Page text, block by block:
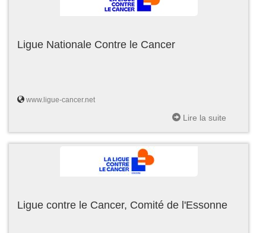
Ligue Nationale Contre le Cancer
www.ligue-cancer.net
Lire la suite
Ligue contre le Cancer, Comité de l'Essonne